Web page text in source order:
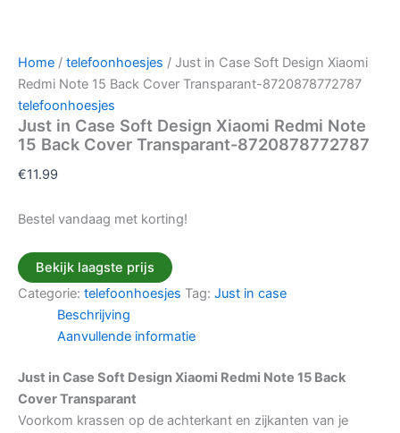
Home / telefoonhoesjes / Just in Case Soft Design Xiaomi
Redmi Note 15 Back Cover Transparant-8720878772787
telefoonhoesjes
Just in Case Soft Design Xiaomi Redmi Note
15 Back Cover Transparant-8720878772787
€11.99
Bestel vandaag met korting!
Bekijk laagste prijs
Categorie: telefoonhoesjes Tag: Just in case
Beschrijving
Aanvullende informatie
Just in Case Soft Design Xiaomi Redmi Note 15 Back
Cover Transparant
Voorkom krassen op de achterkant en zijkanten van je